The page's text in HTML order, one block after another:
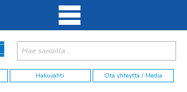
Hakuvahti Ota yhteyttä / Media